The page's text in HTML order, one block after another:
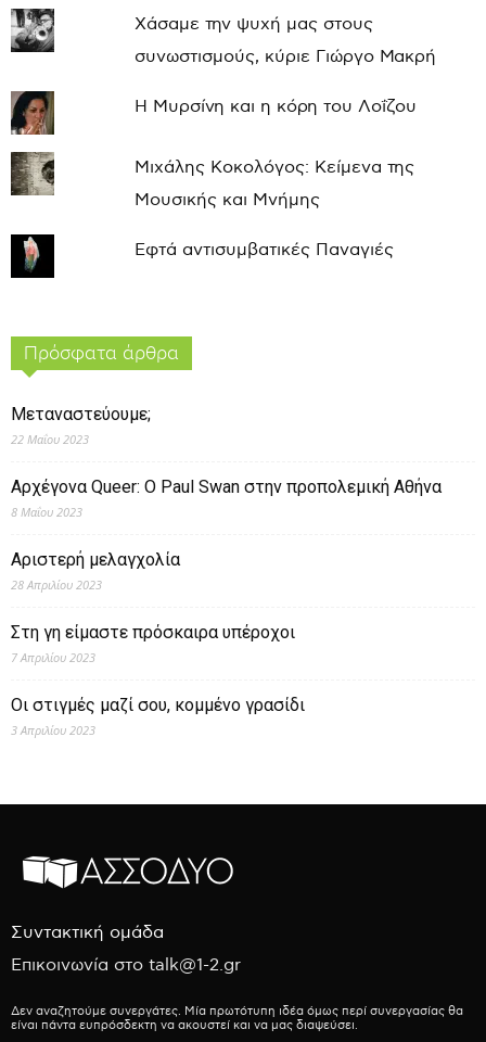
Χάσαμε την ψυχή μας στους
συνωστισμούς, κύριε Γιώργο Μακρή
Η Μυρσίνη και η κόρη του Λοΐζου
Μιχάλης Κοκολόγος: Κείμενα της
Μουσικής και Μνήμης
Εφτά αντισυμβατικές Παναγιές
Πρόσφατα άρθρα
Μεταναστεύουμε;
22 Μαΐου 2023
Αρχέγονα Queer: O Paul Swan στην προπολεμική Αθήνα
8 Μαΐου 2023
Αριστερή μελαγχολία
28 Απριλίου 2023
Στη γη είμαστε πρόσκαιρα υπέροχοι
7 Απριλίου 2023
Οι στιγμές μαζί σου, κομμένο γρασίδι
3 Απριλίου 2023
Συντακτική ομάδα
Επικοινωνία στο talk@1-2.gr
Δεν αναζητούμε συνεργάτες. Μία πρωτότυπη ιδέα όμως περί συνεργασίας θα
είναι πάντα ευπρόσδεκτη να ακουστεί και να μας διαψεύσει.